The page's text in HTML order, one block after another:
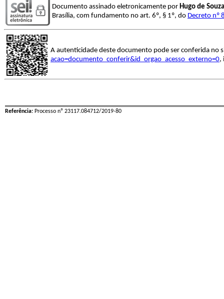
Documento assinado eletronicamente por Hugo de
Brasília, com fundamento no art. 6º, § 1º, do Decreto nº
A autenticidade deste documento pode ser conferida no
acao=documento_conferir&id_orgao_acesso_externo=0,
Referência: Processo nº 23117.084712/2019-80